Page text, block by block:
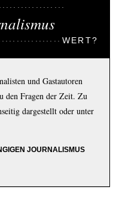
WERT?
und Gastautoren
den Fragen der Zeit. Zu
dargestellt oder unter
JOURNALISMUS